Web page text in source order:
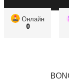
Онлайн
0